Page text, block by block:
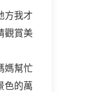
方我才
觀賞美
媽幫忙
色的萬